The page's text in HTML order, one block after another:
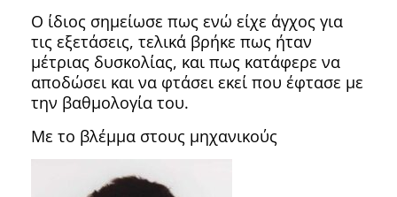
Ο ίδιος σημείωσε πως ενώ είχε άγχος για
τις εξετάσεις, τελικά βρήκε πως ήταν
μέτριας δυσκολίας, και πως κατάφερε να
αποδώσει και να φτάσει εκεί που έφτασε με
την βαθμολογία του.
Με το βλέμμα στους μηχανικούς